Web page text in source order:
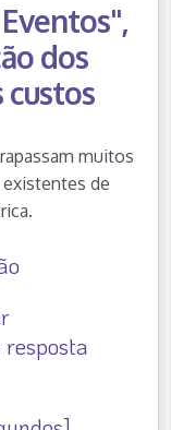
dos
custos
muitos
de